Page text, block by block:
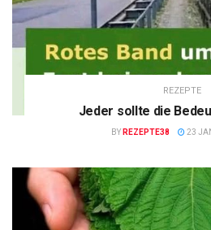
REZEPTE
Jeder sollte die
BY REZEPTE38 23